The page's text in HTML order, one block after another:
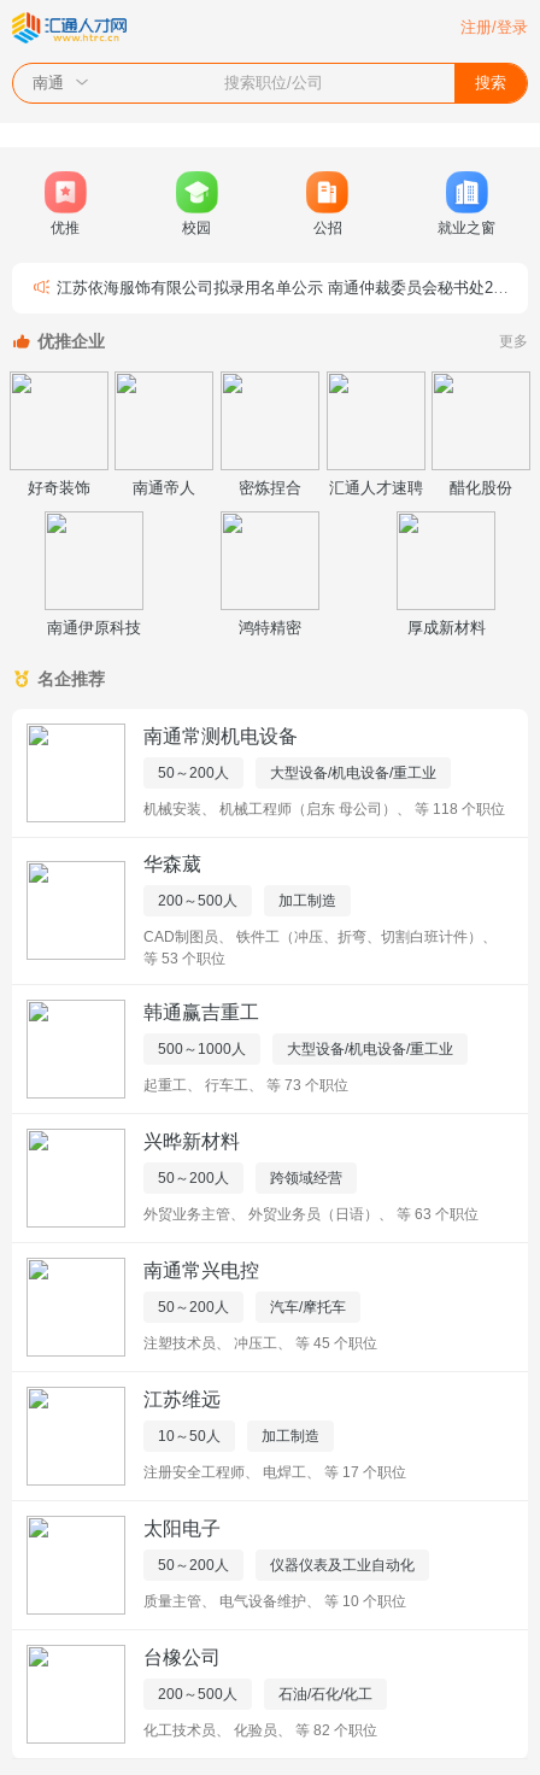
注册/登录
南通 搜索职位/公司 搜索
优推 校园 公招 就业之窗
江苏依海服饰有限公司拟录用名单公示 南通仲裁委员会秘书处2026年公开招聘工作人员（非事业编制）公告
优推企业 更多
好奇装饰 南通帝人 密炼捏合 汇通人才速聘 醋化股份
南通伊原科技 鸿特精密 厚成新材料
名企推荐
南通常测机电设备
50～200人 大型设备/机电设备/重工业
机械安装、 机械工程师（启东 母公司） 、 等 118 个职位
华森葳
200～500人 加工制造
CAD制图员、 铁件工（冲压、折弯、切割白班计件） 、
等 53 个职位
韩通赢吉重工
500～1000人 大型设备/机电设备/重工业
起重工、 行车工、 等 73 个职位
兴晔新材料
50～200人 跨领域经营
外贸业务主管、 外贸业务员（日语） 、 等 63 个职位
南通常兴电控
50～200人 汽车/摩托车
注塑技术员、 冲压工、 等 45 个职位
江苏维远
10～50人 加工制造
注册安全工程师、 电焊工、 等 17 个职位
太阳电子
50～200人 仪器仪表及工业自动化
质量主管、 电气设备维护、 等 10 个职位
台橡公司
200～500人 石油/石化/化工
化工技术员、 化验员、 等 82 个职位